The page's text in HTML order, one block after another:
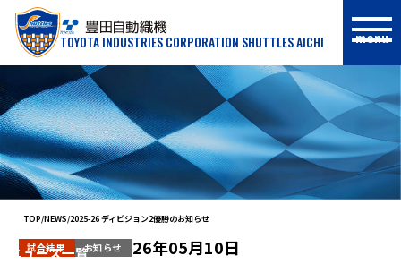
TOYOTA INDUSTRIES CORPORATION SHUTTLES AICHI menu
NEWS
ニュース一覧
TOP NEWS 2025-26 ディビジョン2優勝のお知らせ
試合結果 お知らせ 26年05月10日